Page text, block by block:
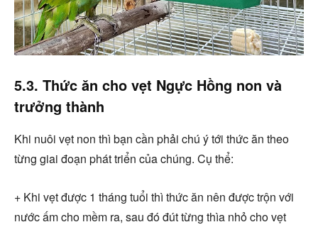
5.3. Thức ăn cho vẹt Ngực Hồng non và
trưởng thành
Khi nuôi vẹt non thì bạn cần phải chú ý tới thức ăn theo
từng giai đoạn phát triển của chúng. Cụ thể:
+ Khi vẹt được 1 tháng tuổi thì thức ăn nên được trộn với
nước ấm cho mềm ra, sau đó đút từng thìa nhỏ cho vẹt